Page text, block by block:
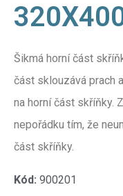
Šikmá horní část
část sklouzává prach
na horní část skříňky.
nepořádku tím, že
část skříňky.
Kód: 900201